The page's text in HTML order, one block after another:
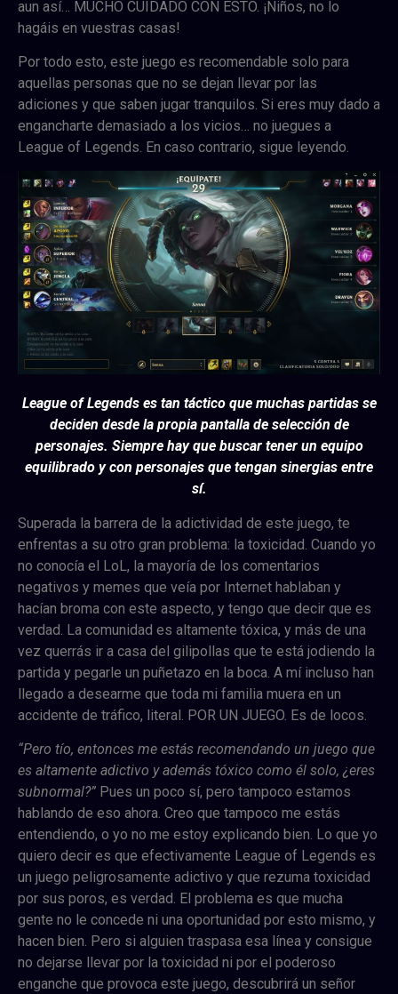
aun así… MUCHO CUIDADO CON ESTO. ¡Niños, no lo
hagáis en vuestras casas!
Por todo esto, este juego es recomendable solo para
aquellas personas que no se dejan llevar por las
adiciones y que saben jugar tranquilos. Si eres muy dado a
engancharte demasiado a los vicios… no juegues a
League of Legends. En caso contrario, sigue leyendo.
League of Legends es tan táctico que muchas partidas se
deciden desde la propia pantalla de selección de
personajes. Siempre hay que buscar tener un equipo
equilibrado y con personajes que tengan sinergias entre
sí.
Superada la barrera de la adictividad de este juego, te
enfrentas a su otro gran problema: la toxicidad. Cuando yo
no conocía el LoL, la mayoría de los comentarios
negativos y memes que veía por Internet hablaban y
hacían broma con este aspecto, y tengo que decir que es
verdad. La comunidad es altamente tóxica, y más de una
vez querrás ir a casa del gilipollas que te está jodiendo la
partida y pegarle un puñetazo en la boca. A mí incluso han
llegado a desearme que toda mi familia muera en un
accidente de tráfico, literal. POR UN JUEGO. Es de locos.
“Pero tío, entonces me estás recomendando un juego que
es altamente adictivo y además tóxico como él solo, ¿eres
subnormal?” Pues un poco sí, pero tampoco estamos
hablando de eso ahora. Creo que tampoco me estás
entendiendo, o yo no me estoy explicando bien. Lo que yo
quiero decir es que efectivamente League of Legends es
un juego peligrosamente adictivo y que rezuma toxicidad
por sus poros, es verdad. El problema es que mucha
gente no le concede ni una oportunidad por esto mismo, y
hacen bien. Pero si alguien traspasa esa línea y consigue
no dejarse llevar por la toxicidad ni por el poderoso
enganche que provoca este juego, descubrirá un señor